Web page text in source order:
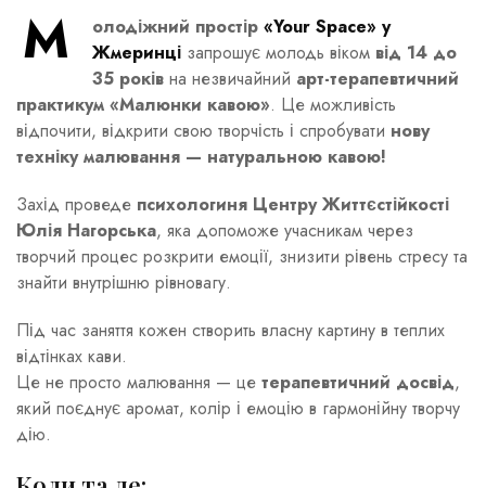
М олодіжний простір «Your Space» у
Жмеринці запрошує молодь віком від 14 до
35 років на незвичайний арт-терапевтичний
практикум «Малюнки кавою». Це можливість
відпочити, відкрити свою творчість і спробувати нову
техніку малювання — натуральною кавою!
Захід проведе психологиня Центру Життєстійкості
Юлія Нагорська, яка допоможе учасникам через
творчий процес розкрити емоції, знизити рівень стресу та
знайти внутрішню рівновагу.
Під час заняття кожен створить власну картину в теплих
відтінках кави.
Це не просто малювання — це терапевтичний досвід,
який поєднує аромат, колір і емоцію в гармонійну творчу
дію.